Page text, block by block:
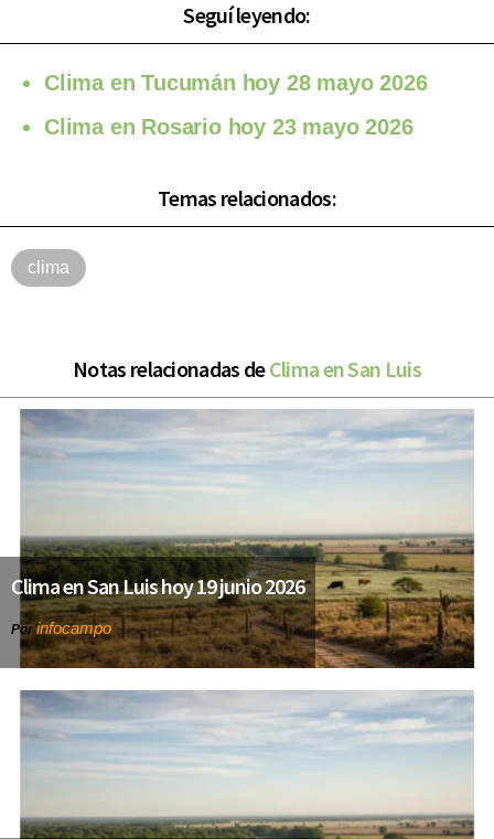
Seguí leyendo:
Clima en Tucumán hoy 28 mayo 2026
Clima en Rosario hoy 23 mayo 2026
Temas relacionados:
clima
Notas relacionadas deClima en San Luis
Clima en San Luis hoy 19 junio 2026
Porinfocampo